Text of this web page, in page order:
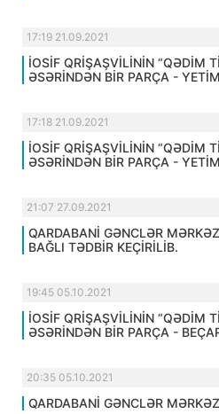
17:19 21.09.2021
İOSİF QRİŞAŞVİLİNİN “QƏDİM
ƏSƏRİNDƏN BİR PARÇA -
17:18 21.09.2021
İOSİF QRİŞAŞVİLİNİN “QƏDİM
ƏSƏRİNDƏN BİR PARÇA -
21:07 27.09.2021
QARDABANİ GƏNCLƏR
BAĞLI TƏDBİR KEÇİRİLİB.
19:45 05.10.2021
İOSİF QRİŞAŞVİLİNİN “QƏDİM
ƏSƏRİNDƏN BİR PARÇA -
20:35 05.10.2021
QARDABANİ GƏNCLƏR